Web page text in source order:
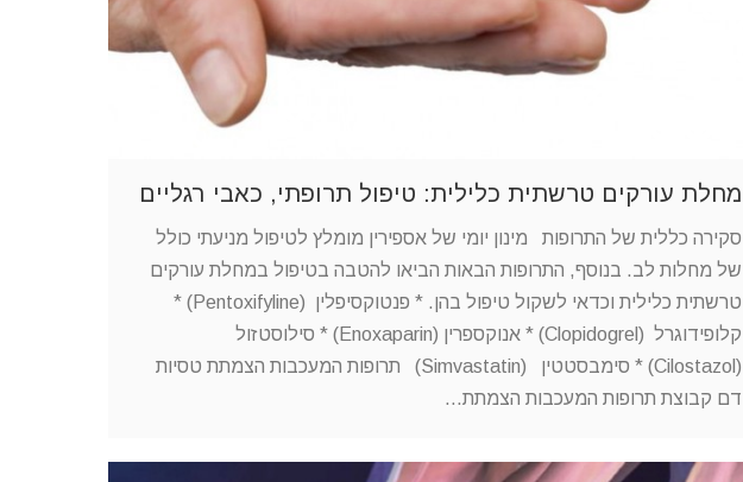
מחלת עורקים טרשתית כלילית: טיפול תרופתי, כאבי רגליים
סקירה כללית של התרופות מינון יומי של אספירין מומלץ לטיפול מניעתי כולל
של מחלות לב. בנוסף, התרופות הבאות הביאו להטבה בטיפול במחלת עורקים
טרשתית כלילית וכדאי לשקול טיפול בהן. * פנטוקסיפלין (Pentoxifyline) *
קלופידוגרל (Clopidogrel) * אנוקספרין (Enoxaparin) * סילוסטזול
(Cilostazol) * סימבסטטין (Simvastatin) תרופות המעכבות הצמתת טסיות
דם קבוצת תרופות המעכבות הצמתת…